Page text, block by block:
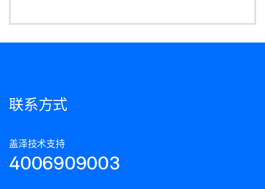
联系方式
盖泽技术支持
4006909003